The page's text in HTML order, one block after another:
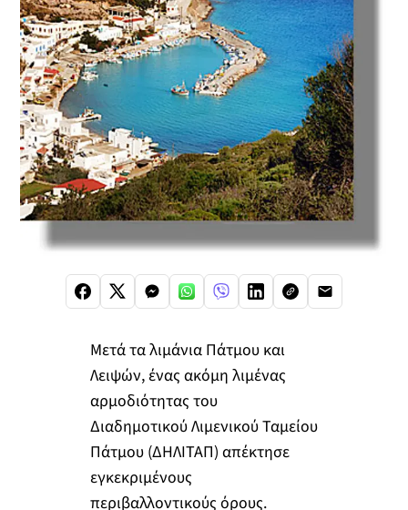
Μετά τα λιμάνια Πάτμου και
Λειψών, ένας ακόμη λιμένας
αρμοδιότητας του
Διαδημοτικού Λιμενικού Ταμείου
Πάτμου (ΔΗΛΙΤΑΠ) απέκτησε
εγκεκριμένους
περιβαλλοντικούς όρους.